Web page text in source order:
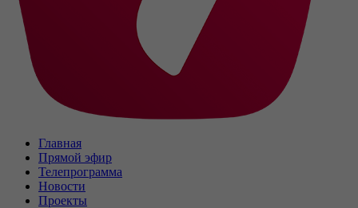
Главная
Прямой эфир
Телепрограмма
Новости
Проекты